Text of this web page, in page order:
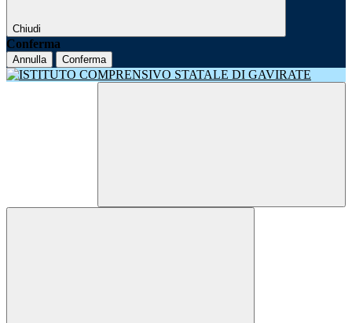
Chiudi
Conferma
Annulla Conferma